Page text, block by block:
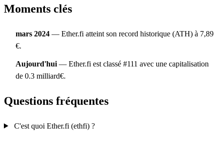
Moments clés
mars 2024 — Ether.fi atteint son record historique (ATH) à 7,89
€.
Aujourd'hui — Ether.fi est classé #111 avec une capitalisation
de 0.3 milliard€.
Questions fréquentes
C'est quoi Ether.fi (ethfi) ?